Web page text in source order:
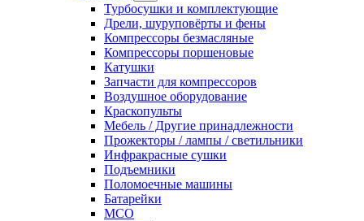
Турбосушки и комплектующие
Дрели, шуруповёрты и фены
Компрессоры безмасляные
Компрессоры поршеновые
Катушки
Запчасти для компрессоров
Воздушное оборудование
Краскопульты
Мебель / Другие принадлежности
Прожекторы / лампы / светильники
Инфракрасные сушки
Подъемники
Поломоечные машины
Батарейки
МСО